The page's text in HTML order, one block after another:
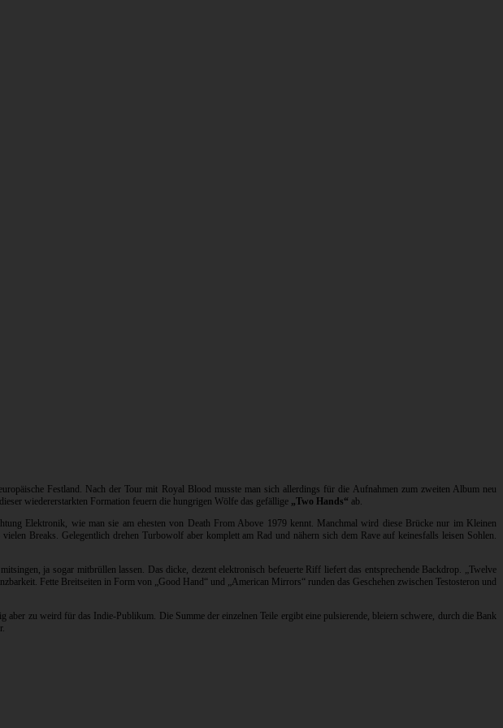
Festland. Nach der Tour mit Royal Blood musste man sich allerdings für die Aufnahmen zum zweiten Album neu
wiedererstarkten Formation feuern die hungrigen Wölfe das gefällige „Two Hands“ ab.
Elektronik, wie man sie am ehesten von Death From Above 1979 kennt. Manchmal wird diese Brücke nur im Kleinen
Breaks. Gelegentlich drehen Turbowolf aber komplett am Rad und nähern sich dem Rave auf keinesfalls leisen Sohlen.
ja sogar mitbrüllen lassen. Das dicke, dezent elektronisch befeuerte Riff liefert das entsprechende Backdrop. „Twelve
Fette Breitseiten in Form von „Good Hand“ und „American Mirrors“ runden das Geschehen zwischen Testosteron und
zu weird für das Indie-Publikum. Die Summe der einzelnen Teile ergibt eine pulsierende, bleiern schwere, durch die Bank